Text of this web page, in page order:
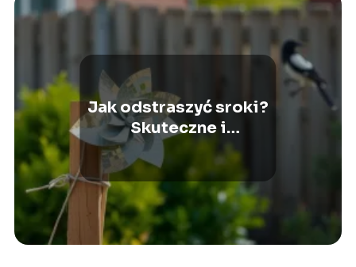
Jak odstraszyć sroki?
Skuteczne i
humanitarne sposoby